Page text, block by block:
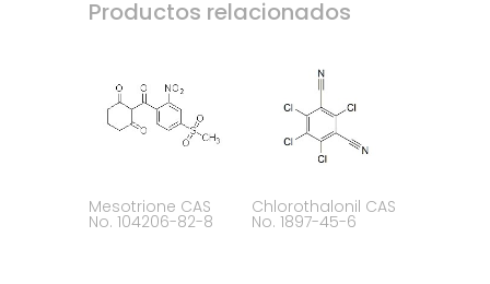
Productos relacionados
Mesotrione CAS
No. 104206-82-8
Chlorothalonil CAS
No. 1897-45-6